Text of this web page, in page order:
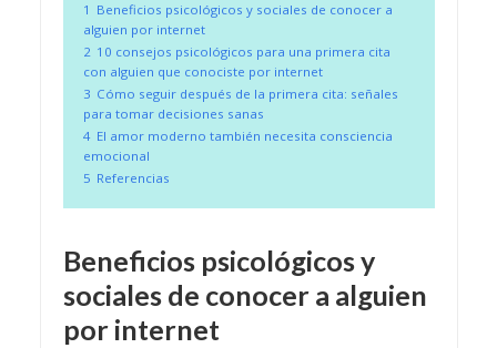
1 Beneficios psicológicos y sociales de conocer a
alguien por internet
2 10 consejos psicológicos para una primera cita
con alguien que conociste por internet
3 Cómo seguir después de la primera cita: señales
para tomar decisiones sanas
4 El amor moderno también necesita consciencia
emocional
5 Referencias
Beneficios psicológicos y
sociales de conocer a alguien
por internet